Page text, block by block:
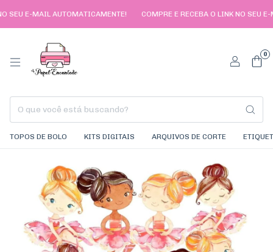
E-MAIL AUTOMATICAMENTE! COMPRE E RECEBA O LINK NO SEU E-
0
TOPOS DE BOLO KITS DIGITAIS ARQUIVOS DE CORTE